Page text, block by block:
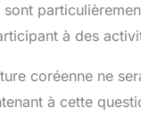
à des
coréenne ne
à cette